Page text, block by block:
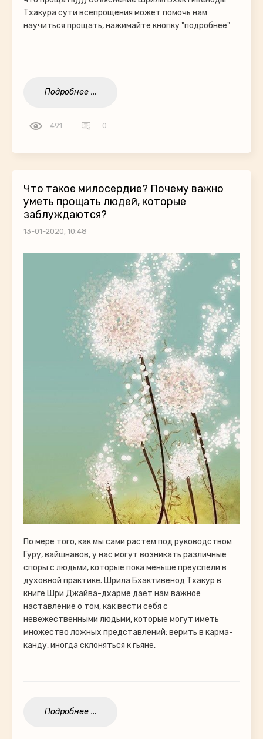
Тхакура сути всепрощения может помочь нам
научиться прощать, нажимайте кнопку "подробнее"
Подробнее ...
491 0
Что такое милосердие? Почему важно
уметь прощать людей, которые
заблуждаются?
13-01-2020, 10:48
По мере того, как мы сами растем под руководством
Гуру, вайшнавов, у нас могут возникать различные
споры с людьми, которые пока меньше преуспели в
духовной практике. Шрила Бхактивенод Тхакур в
книге Шри Джайва-дхарме дает нам важное
наставление о том, как вести себя с
невежественными людьми, которые могут иметь
множество ложных представлений: верить в карма-
канду, иногда склоняться к гьяне,
Подробнее ...